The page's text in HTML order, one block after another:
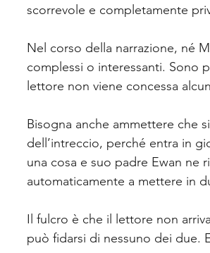
scorrevole e completamente
Nel corso della narrazione, né
complessi o interessanti. Sono
lettore non viene concessa
Bisogna anche ammettere che
dell’intreccio, perché entra in
una cosa e suo padre Ewan ne
automaticamente a mettere in
Il fulcro è che il lettore non
può fidarsi di nessuno dei due.